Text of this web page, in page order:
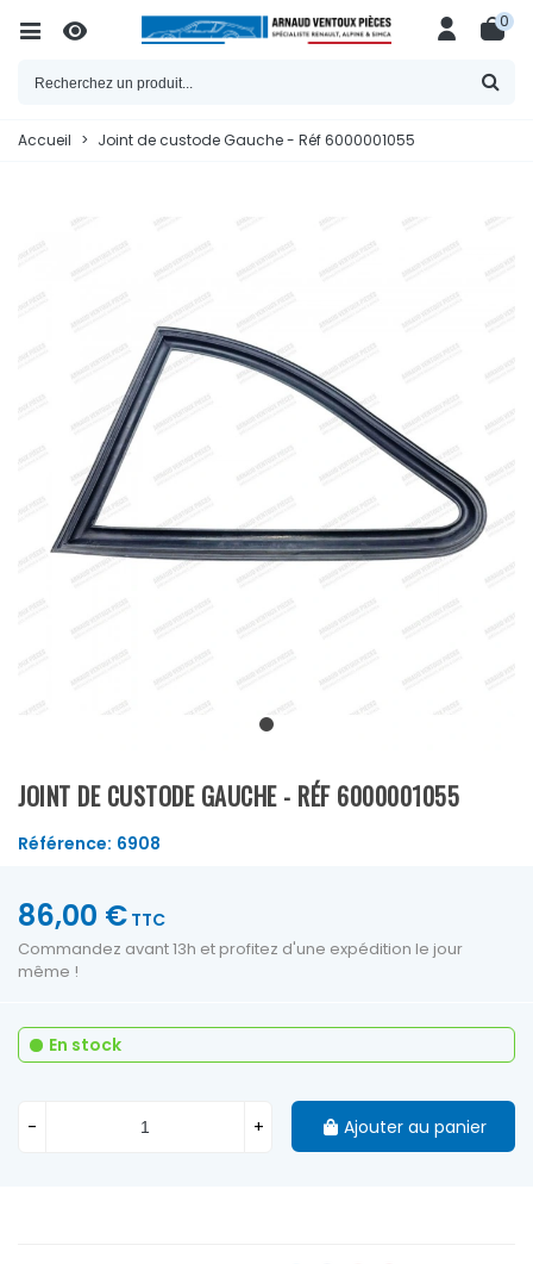
0
Accueil > Joint de custode Gauche - Réf 6000001055
JOINT DE CUSTODE GAUCHE - RÉF 6000001055
Référence: 6908
86,00 € TTC
Commandez avant 13h et profitez d'une expédition le jour
même !
En stock
- + Ajouter au panier